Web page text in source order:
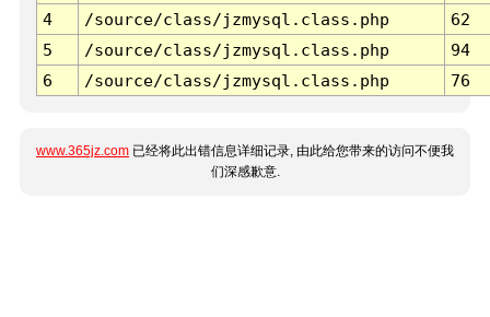
4
/source/class/jzmysql.class.php
62
5
/source/class/jzmysql.class.php
94
6
/source/class/jzmysql.class.php 76
www.365jz.com 已经将此出错信息详细记录, 由此给您带来的访问不便我
们深感歉意.